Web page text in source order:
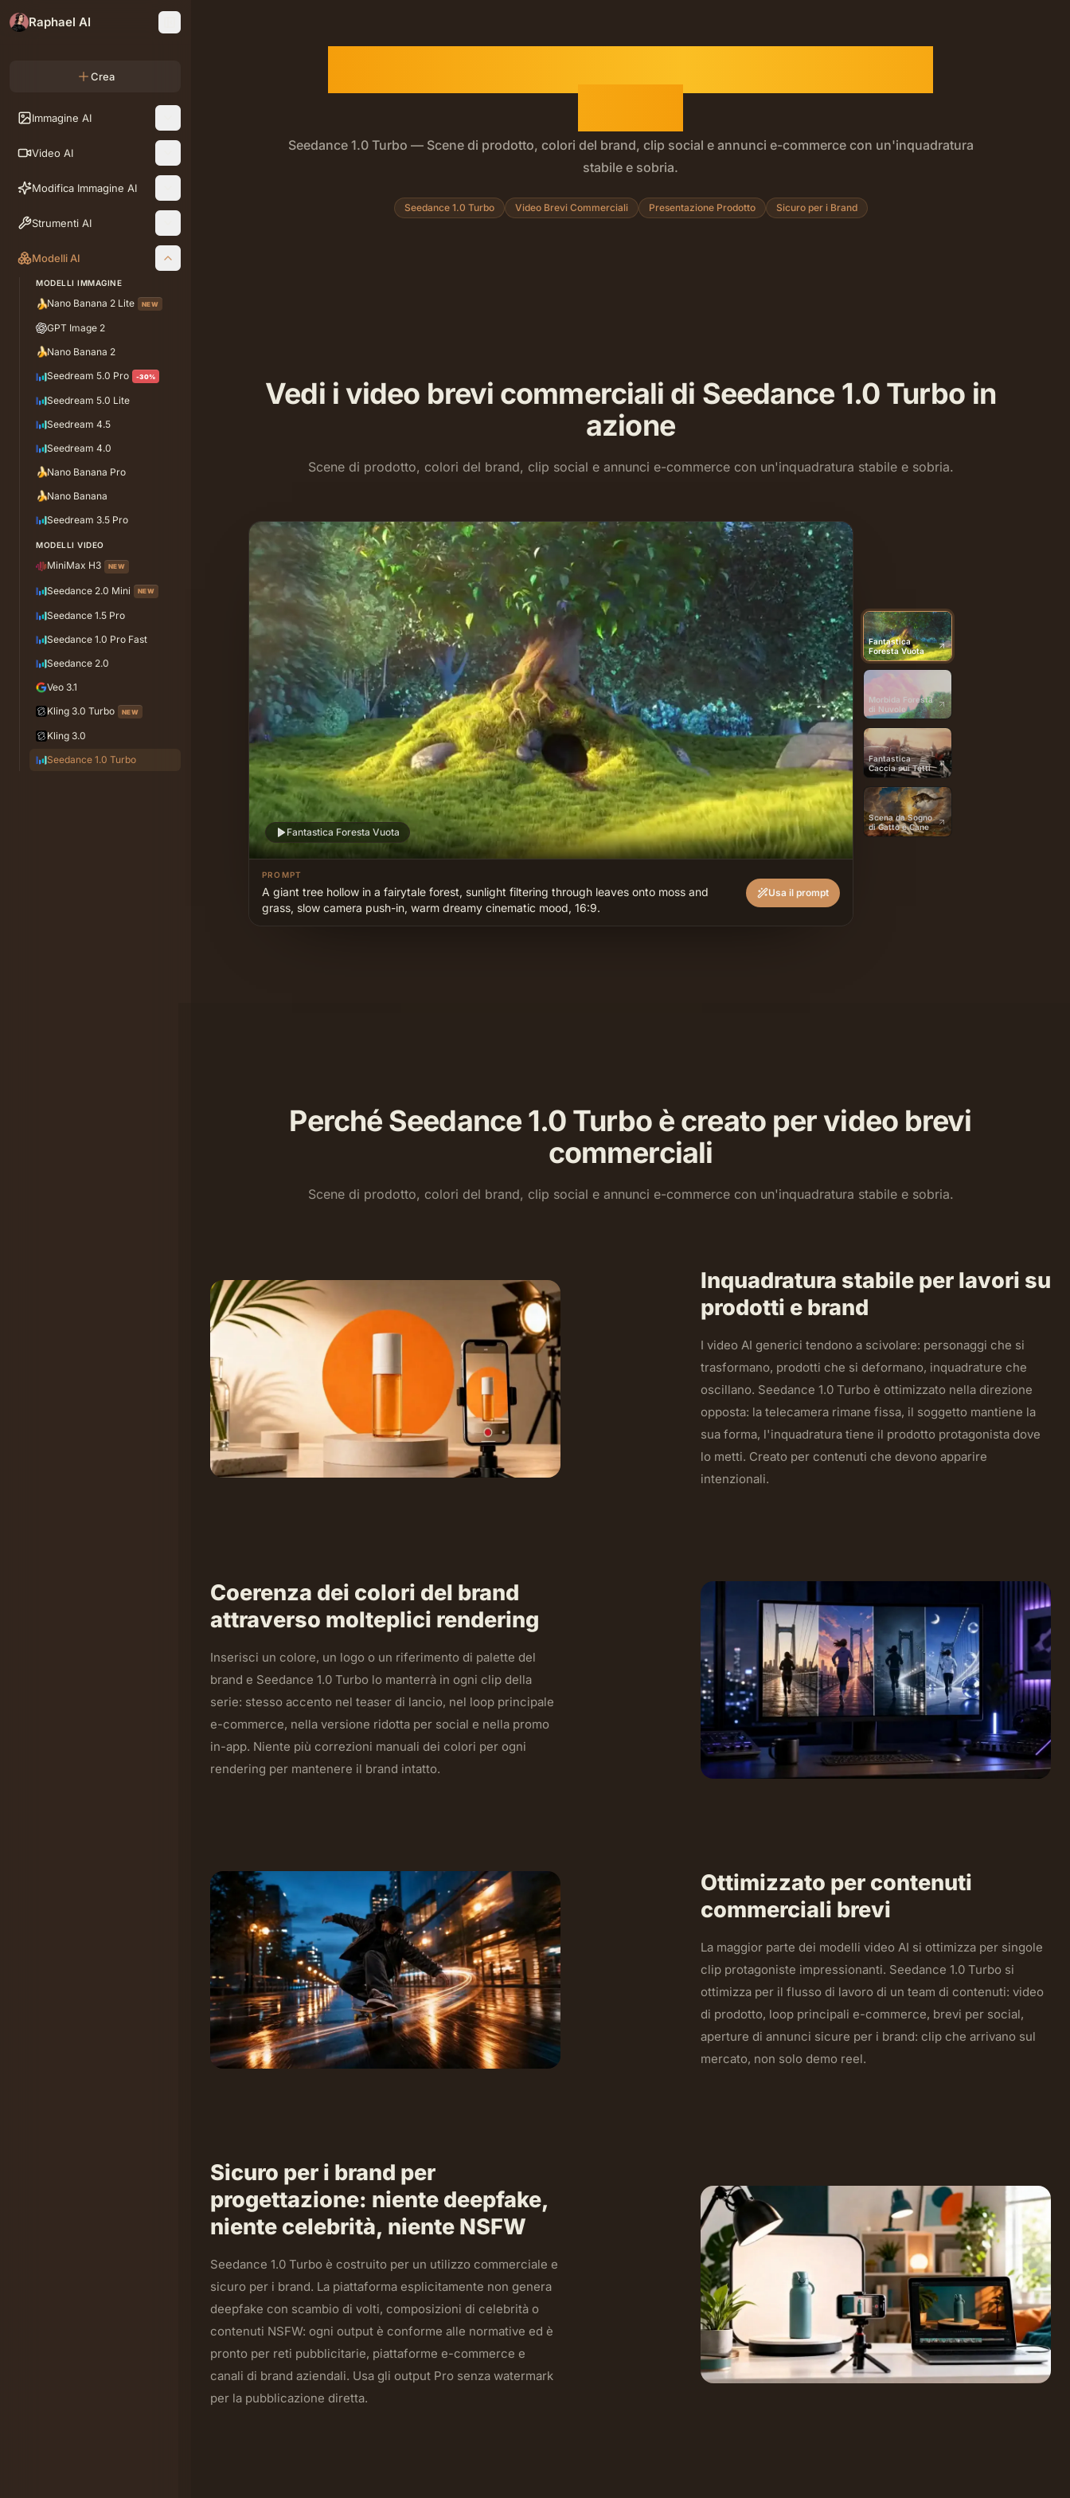
Raphael AI
Crea
Immagine AI
Video AI
Modifica Immagine AI
Strumenti AI
Modelli AI
MODELLI IMMAGINE
🍌Nano Banana 2 Lite NEW
GPT Image 2
🍌Nano Banana 2
Seedream 5.0 Pro
-30%
Seedream 5.0 Lite
Seedream 4.5
Seedream 4.0
🍌Nano Banana Pro
🍌Nano Banana
Seedream 3.5 Pro
MODELLI VIDEO
MiniMax H3 NEW
Seedance 2.0 Mini NEW
Seedance 1.5 Pro
Seedance 1.0 Pro Fast
Seedance 2.0
Veo 3.1
Kling 3.0 Turbo
NEW
Kling 3.0
Seedance 1.0 Turbo
Seedance 1.0 Turbo — Scene di prodotto, colori del brand, clip social e annunci e-commerce con un'inquadratura
stabile e sobria.
Seedance 1.0 Turbo Video Brevi Commerciali Presentazione Prodotto Sicuro per i Brand
Vedi i video brevi commerciali di Seedance 1.0 Turbo in
azione
Scene di prodotto, colori del brand, clip social e annunci e-commerce con un'inquadratura stabile e sobria.
Fantastica Foresta Vuota
PROMPT
A giant tree hollow in a fairytale forest, sunlight filtering through leaves onto moss and
grass, slow camera push-in, warm dreamy cinematic mood, 16:9.
Usa il prompt
Fantastica
Foresta Vuota
Morbida Foresta
di Nuvole
Fantastica
Caccia sui Tetti
Scena da Sogno
di Gatto e Cane
Perché Seedance 1.0 Turbo è creato per video brevi
commerciali
Scene di prodotto, colori del brand, clip social e annunci e-commerce con un'inquadratura stabile e sobria.
Inquadratura stabile per lavori su
prodotti e brand
I video AI generici tendono a scivolare: personaggi che si
trasformano, prodotti che si deformano, inquadrature che
oscillano. Seedance 1.0 Turbo è ottimizzato nella direzione
opposta: la telecamera rimane fissa, il soggetto mantiene la
sua forma, l'inquadratura tiene il prodotto protagonista dove
lo metti. Creato per contenuti che devono apparire
intenzionali.
Coerenza dei colori del brand
attraverso molteplici rendering
Inserisci un colore, un logo o un riferimento di palette del
brand e Seedance 1.0 Turbo lo manterrà in ogni clip della
serie: stesso accento nel teaser di lancio, nel loop principale
e-commerce, nella versione ridotta per social e nella promo
in-app. Niente più correzioni manuali dei colori per ogni
rendering per mantenere il brand intatto.
Ottimizzato per contenuti
commerciali brevi
La maggior parte dei modelli video AI si ottimizza per singole
clip protagoniste impressionanti. Seedance 1.0 Turbo si
ottimizza per il flusso di lavoro di un team di contenuti: video
di prodotto, loop principali e-commerce, brevi per social,
aperture di annunci sicure per i brand: clip che arrivano sul
mercato, non solo demo reel.
Sicuro per i brand per
progettazione: niente deepfake,
niente celebrità, niente NSFW
Seedance 1.0 Turbo è costruito per un utilizzo commerciale e
sicuro per i brand. La piattaforma esplicitamente non genera
deepfake con scambio di volti, composizioni di celebrità o
contenuti NSFW: ogni output è conforme alle normative ed è
pronto per reti pubblicitarie, piattaforme e-commerce e
canali di brand aziendali. Usa gli output Pro senza watermark
per la pubblicazione diretta.